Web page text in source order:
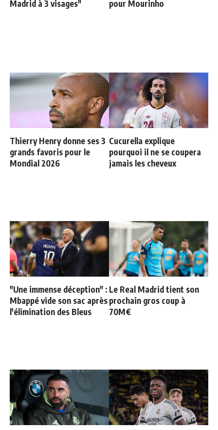
Madrid à 3 visages" pour Mourinho
Thierry Henry donne ses 3
grands favoris pour le
Mondial 2026
Cucurella explique
pourquoi il ne se coupera
jamais les cheveux
"Une immense déception" :
Mbappé vide son sac après
l'élimination des Bleus
Le Real Madrid tient son
prochain gros coup à
70M€